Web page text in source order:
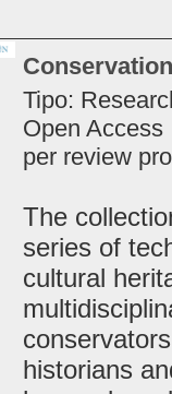
Tipo:
Open Access
per review
The
series of
cultural
historians